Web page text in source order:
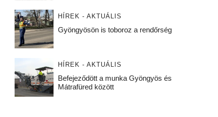
HÍREK - AKTUÁLIS
Gyöngyösön is toboroz a rendőrség
HÍREK - AKTUÁLIS
Befejeződött a munka Gyöngyös és
Mátrafüred között